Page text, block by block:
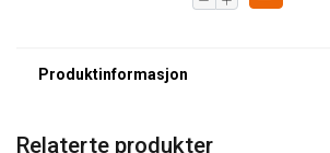
Relaterte produkter